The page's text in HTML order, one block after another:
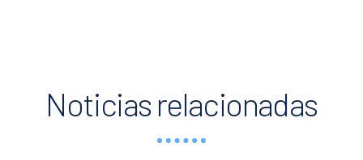
Noticias relacionadas